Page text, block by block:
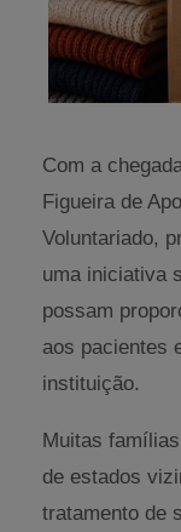
Com a
Figueira de
Voluntariado,
uma iniciativa
possam
aos pacientes
instituição.
Muitas
de estados
tratamento de